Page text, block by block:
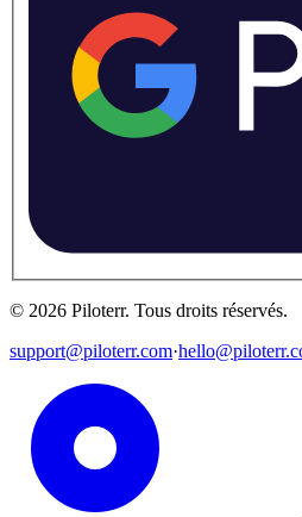
© 2026 Piloterr. Tous droits réservés.
support@piloterr.com·